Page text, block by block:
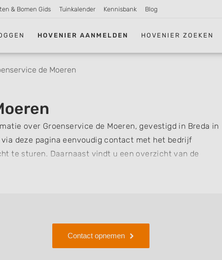
& Bomen Gids Tuinkalender Kennisbank Blog
HOVENIER AANMELDEN HOVENIER ZOEKEN
de Moeren
over Groenservice de Moeren, gevestigd in Breda in
via deze pagina eenvoudig contact met het bedrijf
te sturen. Daarnaast vindt u een overzicht van de
u snel zien welke zaken Groenservice de Moeren voor u
andere hoveniers en bedrijven in
Contact opnemen